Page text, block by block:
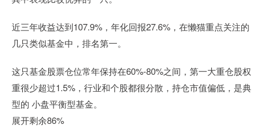
近三年收益达到107.9%，年化回报27.6%，在懒猫重点关注的
几只类似基金中，排名第一。
这只基金股票仓位常年保持在60%-80%之间，第一大重仓股权
重很少超过1.5%，行业和个股都很分散，持仓市值偏低，是典
型的 小盘平衡型基金。
展开剩余86%